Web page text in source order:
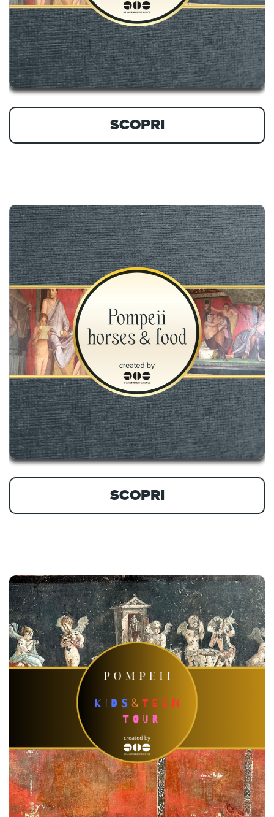
SCOPRI
SCOPRI